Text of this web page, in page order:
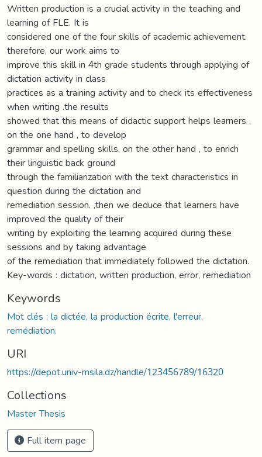
Written production is a crucial activity in the teaching and
learning of FLE. It is
considered one of the four skills of academic achievement.
therefore, our work aims to
improve this skill in 4th grade students through applying of
dictation activity in class
practices as a training activity and to check its effectiveness
when writing .the results
showed that this means of didactic support helps learners ,
on the one hand , to develop
grammar and spelling skills, on the other hand , to enrich
their linguistic back ground
through the familiarization with the text characteristics in
question during the dictation and
remediation session. ,then we deduce that learners have
improved the quality of their
writing by exploiting the learning acquired during these
sessions and by taking advantage
of the remediation that immediately followed the dictation.
Key-words : dictation, written production, error, remediation
Keywords
Mot clés : la dictée, la production écrite, l'erreur,
remédiation.
URI
https://depot.univ-msila.dz/handle/123456789/16320
Collections
Master Thesis
Full item page